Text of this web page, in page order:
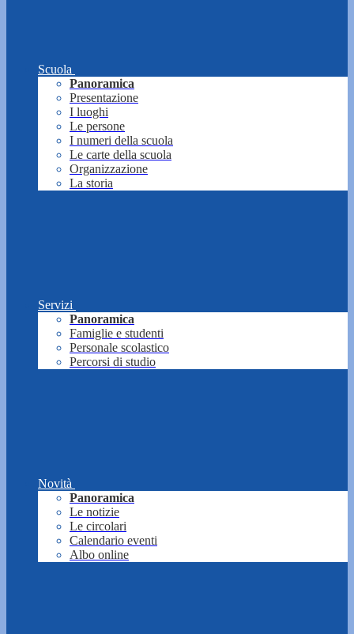
Scuola
Panoramica
Presentazione
I luoghi
Le persone
I numeri della scuola
Le carte della scuola
Organizzazione
La storia
Servizi
Panoramica
Famiglie e studenti
Personale scolastico
Percorsi di studio
Novità
Panoramica
Le notizie
Le circolari
Calendario eventi
Albo online